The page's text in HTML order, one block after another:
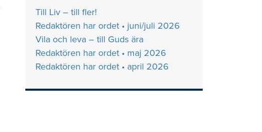
Till Liv – till fler!
Redaktören har ordet • juni/juli 2026
Vila och leva – till Guds ära
Redaktören har ordet • maj 2026
Redaktören har ordet • april 2026